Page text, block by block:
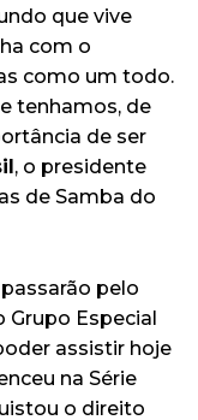
que vive
com o
como um todo.
tenhamos, de
de ser
, o presidente
de Samba do
pelo
Especial
assistir hoje
na Série
o direito